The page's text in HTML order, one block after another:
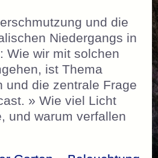
und die
Niedergangs in
Wie wir mit solchen
ist Thema
und die zentrale Frage
» Wie viel Licht
und warum verfallen